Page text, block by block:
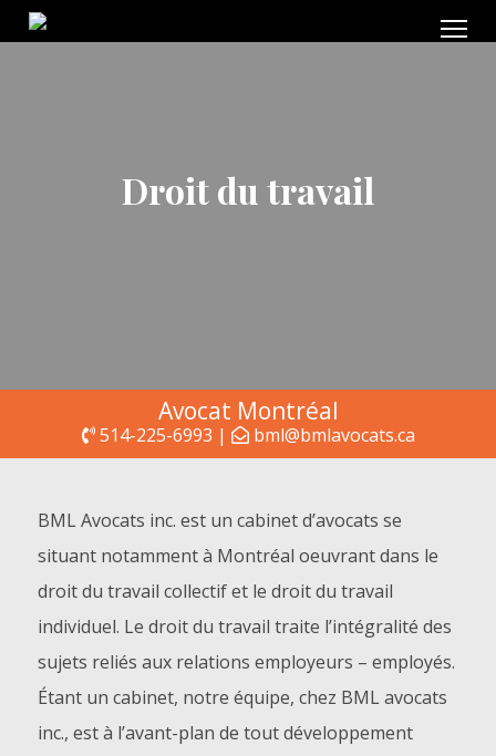
Droit du travail
Avocat Montréal
514-225-6993 | bml@bmlavocats.ca
BML Avocats inc. est un cabinet d’avocats se
situant notamment à Montréal oeuvrant dans le
droit du travail collectif et le droit du travail
individuel. Le droit du travail traite l’intégralité des
sujets reliés aux relations employeurs – employés.
Étant un cabinet, notre équipe, chez BML avocats
inc., est à l’avant-plan de tout développement